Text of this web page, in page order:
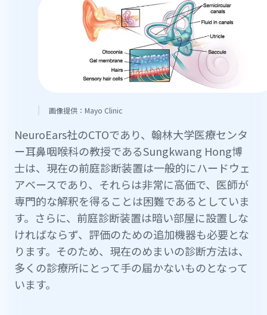
画像提供：Mayo Clinic
NeuroEars社のCTOであり、翰林大学医療センタ
ー耳鼻咽喉科の教授であるSungkwang Hong博
士は、現在の前庭診断装置は一般的にハードウェ
アベースであり、それらは非常に高価で、医師が
専門的な解釈を得ることは困難であるとしていま
す。さらに、前庭診断装置は暗い部屋に設置しな
ければならず、評価のための追加機器も必要とな
ります。そのため、現在のめまいの診断方法は、
多くの診療所にとって手の届かないものとなって
います。